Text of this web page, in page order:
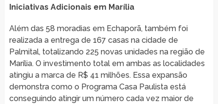
Iniciativas Adicionais em Marília
Além das 58 moradias em Echaporã, também foi
realizada a entrega de 167 casas na cidade de
Palmital, totalizando 225 novas unidades na região de
Marília. O investimento total em ambas as localidades
atingiu a marca de R$ 41 milhões. Essa expansão
demonstra como o Programa Casa Paulista está
conseguindo atingir um número cada vez maior de